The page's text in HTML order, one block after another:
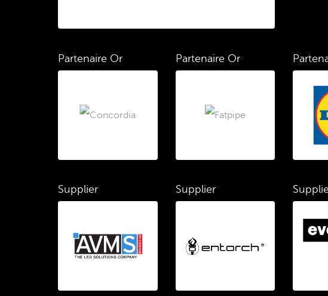
Partenaire Or Partenaire Or
Supplier Supplier